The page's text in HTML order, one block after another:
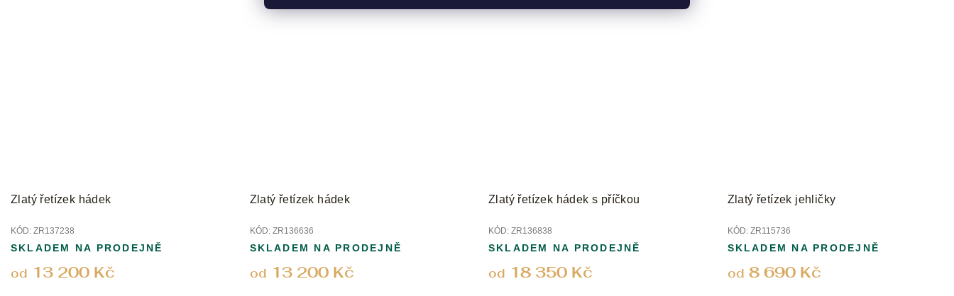
Zlatý řetízek hádek
KÓD: ZR137238
od 13 200 Kč
SKLADEM NA PRODEJNĚ
Zlatý řetízek hádek
KÓD: ZR136636
od 13 200 Kč
SKLADEM NA PRODEJNĚ
Zlatý řetízek hádek s příčkou
KÓD: ZR136838
od 18 350 Kč
SKLADEM NA PRODEJNĚ
Zlatý řetízek jehličky
KÓD: ZR115736
od 8 690 Kč
SKLADEM NA PRODEJNĚ